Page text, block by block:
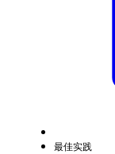
最佳实践